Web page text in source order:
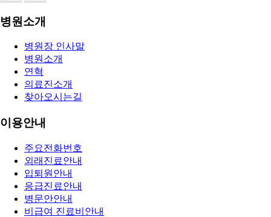
병원소개
병원장 인사말
병원소개
연혁
의료진소개
찾아오시는길
이용안내
주요전화번호
외래진료안내
입퇴원안내
응급진료안내
병문안안내
비급여 진료비안내